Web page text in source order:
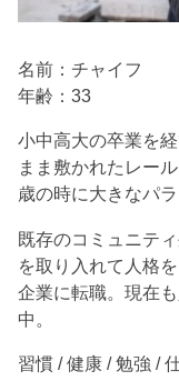
名前：チャイフ
年齢：33
小中高大の卒業を
まま敷かれたレー
歳の時に大きなパ
既存のコミュニテ
を取り入れて人格
企業に転職。現在
中。
習慣 / 健康 / 勉強 /